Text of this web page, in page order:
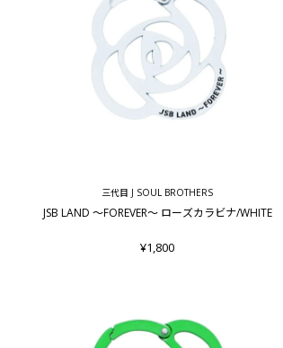
三代目 J SOUL BROTHERS
JSB LAND ～FOREVER～ ローズカラビナ/WHITE
¥1,800